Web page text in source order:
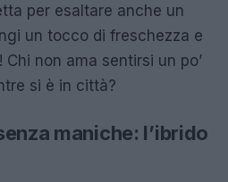
per esaltare anche un
un tocco di freschezza e
non ama sentirsi un po’
si è in città?
maniche: l’ibrido